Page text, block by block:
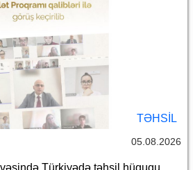
TƏHSIL
05.08.2026